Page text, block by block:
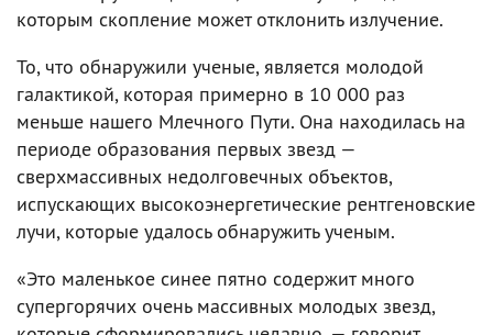
которым скопление может отклонить излучение.
То, что обнаружили ученые, является молодой
галактикой, которая примерно в 10 000 раз
меньше нашего Млечного Пути. Она находилась на
периоде образования первых звезд —
сверхмассивных недолговечных объектов,
испускающих высокоэнергетические рентгеновские
лучи, которые удалось обнаружить ученым.
«Это маленькое синее пятно содержит много
супергорячих очень массивных молодых звезд,